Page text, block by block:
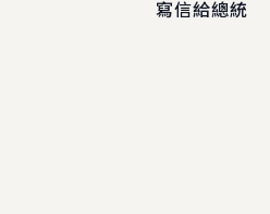
寫信給總統